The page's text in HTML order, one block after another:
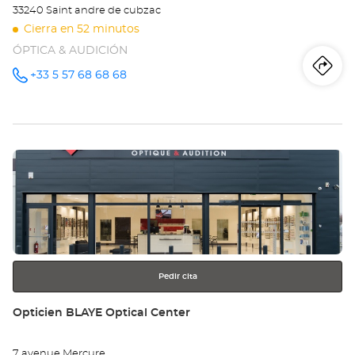
33240 Saint andre de cubzac
Cierra en 52 minutos
ÓPTICA & AUDICIÓN
número
+33 5 57 68 68 68
a
Pulse
ENTER
para
obtener
más
información
Pedir cita
Tienda:
Opticien BLAYE Optical Center